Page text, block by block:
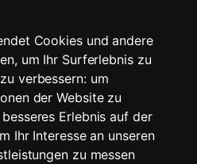
Cookies und andere
um Ihr Surferlebnis zu
verbessern: um
der Website zu
Erlebnis auf der
Ihr Interesse an unseren
zu messen